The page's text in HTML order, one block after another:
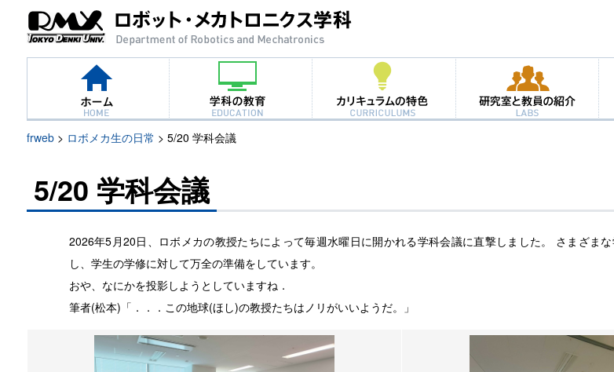
frweb> ロボメカ生の日常 > 5/20 学科会議
5/20 学科会議
2026年5月20日、ロボメカの教授たちによって毎週水曜日に開かれる学科会議に直撃しました。 さまざま
し、学生の学修に対して万全の準備をしています。
おや、なにかを投影しようとしていますね．
筆者(松本)「．．．この地球(ほし)の教授たちはノリがいいようだ。」